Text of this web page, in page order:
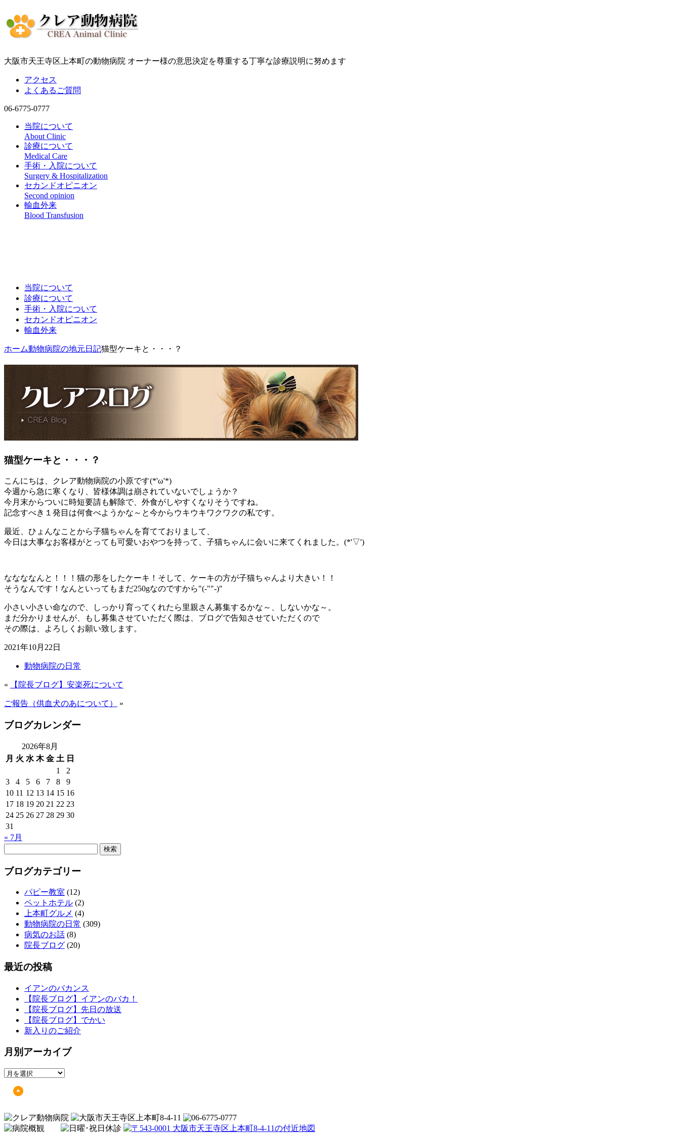
大阪市天王寺区上本町の動物病院 オーナー様の意思決定を尊重する丁寧な診療説明に努めます
アクセス
よくあるご質問
06-6775-0777
当院について
About Clinic
診療について
Medical Care
手術・入院について
Surgery & Hospitalization
セカンドオピニオン
Second opinion
輸血外来
Blood Transfusion
当院について
診療について
手術・入院について
セカンドオピニオン
輸血外来
ホーム動物病院の地元日記猫型ケーキと・・・？
猫型ケーキと・・・？
こんにちは、クレア動物病院の小原です(*'ω'*)
今週から急に寒くなり、皆様体調は崩されていないでしょうか？
今月末からついに時短要請も解除で、外食がしやすくなりそうですね。
記念すべき１発目は何食べようかな～と今からウキウキワクワクの私です。
最近、ひょんなことから子猫ちゃんを育てておりまして、
今日は大事なお客様がとっても可愛いおやつを持って、子猫ちゃんに会いに来てくれました。(*'▽')
ななななんと！！！猫の形をしたケーキ！そして、ケーキの方が子猫ちゃんより大きい！！
そうなんです！なんといってもまだ250gなのですから"(-""-)"
小さい小さい命なので、しっかり育ってくれたら里親さん募集するかな～、しないかな～。
まだ分かりませんが、もし募集させていただく際は、ブログで告知させていただくので
その際は、よろしくお願い致します。
2021年10月22日
動物病院の日常
« 【院長ブログ】安楽死について
ご報告（供血犬のあについて） »
ブログカレンダー
2026年8月
月 火 水 木 金 土 日
1
2
3
4 5 6 7 8
9
10 11 12 13 14 15 16
17 18 19 20 21 22 23
24 25 26 27 28 29 30
31
« 7月
ブログカテゴリー
パピー教室 (12)
ペットホテル (2)
上本町グルメ (4)
動物病院の日常 (309)
病気のお話 (8)
院長ブログ (20)
最近の投稿
イアンのバカンス
【院長ブログ】イアンのバカ！
【院長ブログ】先日の放送
【院長ブログ】でかい
新入りのご紹介
月別アーカイブ
月
カ
イ